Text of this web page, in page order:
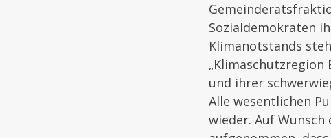
Sozialdemokraten
Klimanotstands
und ihrer
Alle wesentlichen
wieder. Auf Wunsch